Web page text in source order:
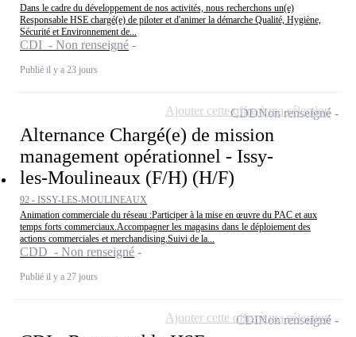
Dans le cadre du développement de nos activités, nous recherchons un(e)
Responsable HSE chargé(e) de piloter et d'animer la démarche Qualité, Hygiène,
Sécurité et Environnement de...
CDI - Non renseigné
Publié il y a 23 jours
Alternance Chargé(e) de mission
management opérationnel - Issy-
les-Moulineaux (F/H) (H/F)
92 - ISSY-LES-MOULINEAUX
Animation commerciale du réseau :Participer à la mise en œuvre du PAC et aux
temps forts commerciaux.Accompagner les magasins dans le déploiement des
actions commerciales et merchandising.Suivi de la...
CDD - Non renseigné
Publié il y a 27 jours
CDDNon renseigné
Ajouter cette offre à ma sélection
CDINon renseigné
Ajouter cette offre à ma sélection